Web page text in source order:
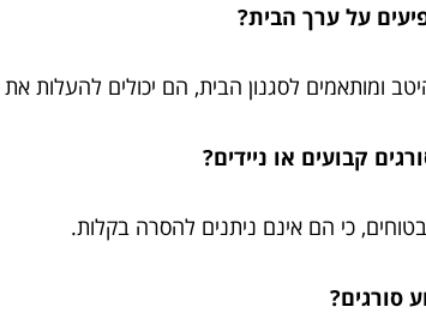
על ערך הבית?
ומותאמים לסגנון הבית, הם יכולים להעלות
קבועים או ניידים?
כי הם אינם ניתנים להסרה בקלות.
סורגים?